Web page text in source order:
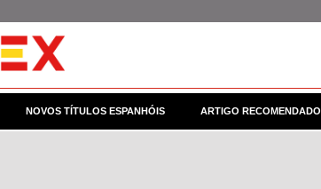
NOVOS TÍTULOS ESPANHÓIS ARTIGO RECOMENDADO